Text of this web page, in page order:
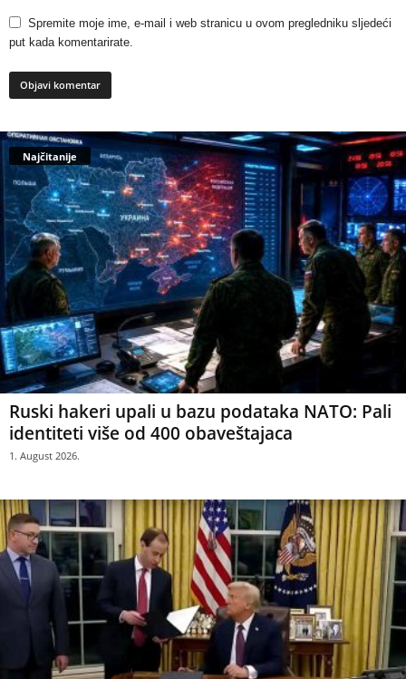
Spremite moje ime, e-mail i web stranicu u ovom pregledniku sljedeći
put kada komentarirate.
Najčitanije
Ruski hakeri upali u bazu podataka NATO: Pali
identiteti više od 400 obaveštajaca
1. August 2026.